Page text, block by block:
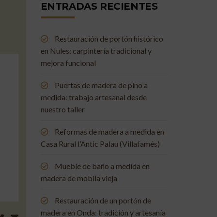
ENTRADAS RECIENTES
Restauración de portón histórico
en Nules: carpintería tradicional y
mejora funcional
Puertas de madera de pino a
medida: trabajo artesanal desde
nuestro taller
Reformas de madera a medida en
Casa Rural l’Antic Palau (Villafamés)
Mueble de baño a medida en
madera de mobila vieja
Restauración de un portón de
madera en Onda: tradición y artesanía